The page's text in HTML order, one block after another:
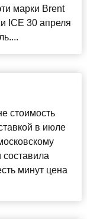
марки Brent
ICE 30 апреля
стоимость
в июле
минут цена